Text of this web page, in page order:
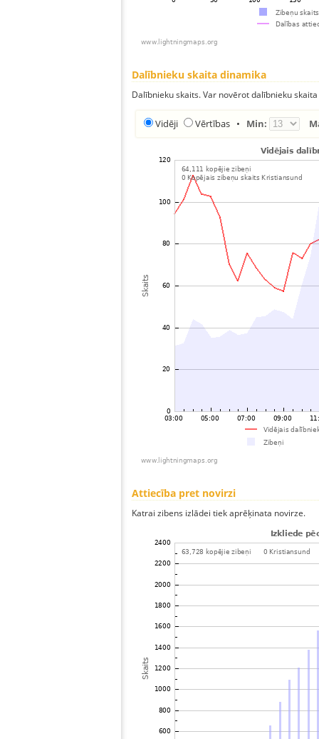
Dalībnieku skaita dinamika
Dalībnieku skaits. Var novērot dalībnieku
Vidēji Vērtības • Min:
Attiecība pret novirzi
Katrai zibens izlādei tiek aprēķinata novirze.